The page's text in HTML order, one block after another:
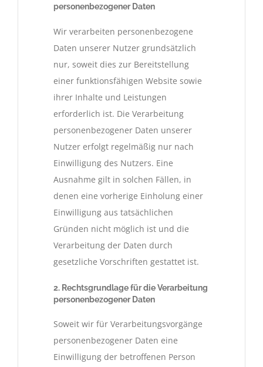
personenbezogener Daten
Wir verarbeiten personenbezogene
Daten unserer Nutzer grundsätzlich
nur, soweit dies zur Bereitstellung
einer funktionsfähigen Website sowie
ihrer Inhalte und Leistungen
erforderlich ist. Die Verarbeitung
personenbezogener Daten unserer
Nutzer erfolgt regelmäßig nur nach
Einwilligung des Nutzers. Eine
Ausnahme gilt in solchen Fällen, in
denen eine vorherige Einholung einer
Einwilligung aus tatsächlichen
Gründen nicht möglich ist und die
Verarbeitung der Daten durch
gesetzliche Vorschriften gestattet ist.
2. Rechtsgrundlage für die Verarbeitung
personenbezogener Daten
Soweit wir für Verarbeitungsvorgänge
personenbezogener Daten eine
Einwilligung der betroffenen Person